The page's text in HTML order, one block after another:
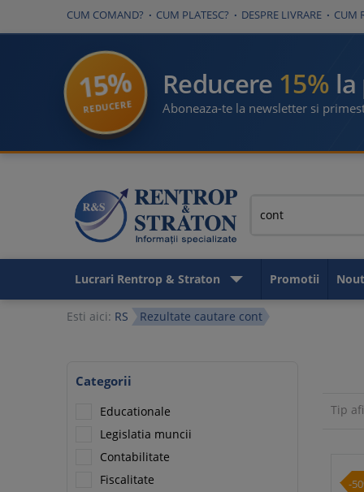
CUM COMAND? CUM PLATESC? DESPRE LIVRARE CUM
15%
REDUCERE
Reducere 15%
Aboneaza-te la newsletter si
Lucrari Rentrop & Straton Promotii
Esti aici: RS Rezultate cautare cont
Categorii
Educationale
Legislatia muncii
Contabilitate
Fiscalitate
Tip
-